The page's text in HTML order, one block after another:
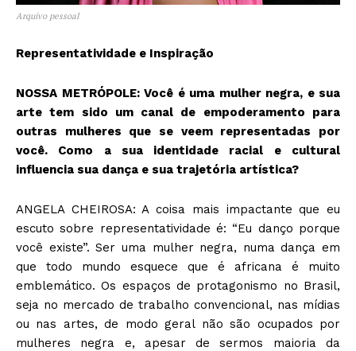
Arquivo pessoal
Representatividade e Inspiração
NOSSA METRÓPOLE: Você é uma mulher negra, e sua
arte tem sido um canal de empoderamento para
outras mulheres que se veem representadas por
você. Como a sua identidade racial e cultural
influencia sua dança e sua trajetória artística?
ANGELA CHEIROSA: A coisa mais impactante que eu
escuto sobre representatividade é: “Eu danço porque
você existe”. Ser uma mulher negra, numa dança em
que todo mundo esquece que é africana é muito
emblemático. Os espaços de protagonismo no Brasil,
seja no mercado de trabalho convencional, nas mídias
ou nas artes, de modo geral não são ocupados por
mulheres negra e, apesar de sermos maioria da